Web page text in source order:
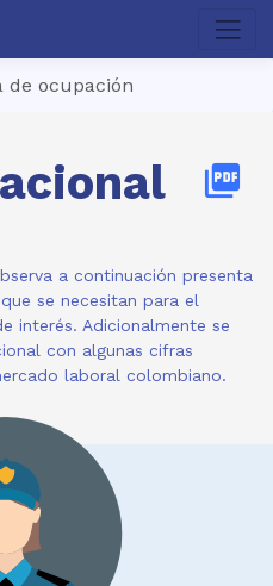
de ocupación
picture_as_pdf
a continuación presenta
se necesitan para el
interés. Adicionalmente se
con algunas cifras
laboral colombiano.